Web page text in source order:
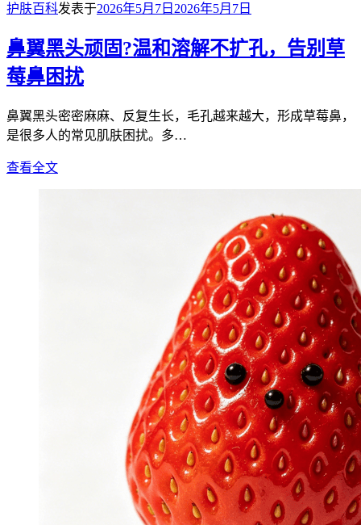
护肤百科发表于2026年5月7日 2026年5月7日
鼻翼黑头顽固?温和溶解不扩孔，告别草
莓鼻困扰
鼻翼黑头密密麻麻、反复生长，毛孔越来越大，形成草莓鼻，
是很多人的常见肌肤困扰。多…
查看全文